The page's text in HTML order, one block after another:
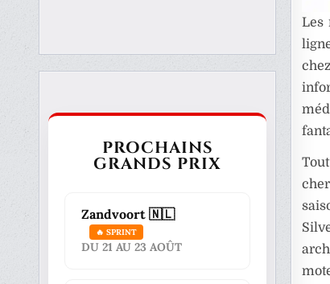
Les
PROCHAINS
GRANDS PRIX
Zandvoort 🇳🇱
🔥 SPRINT
DU 21 AU 23 AOÛT